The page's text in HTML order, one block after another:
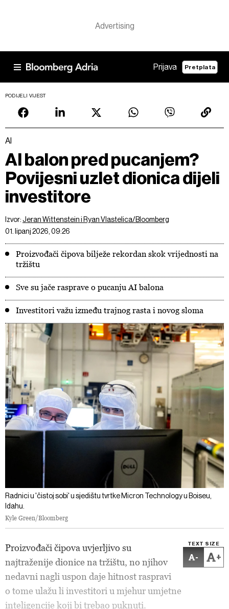
Prijava Pretplata
PODIJELI VIJEST
AI
AI balon pred pucanjem?
Povijesni uzlet dionica dijeli
investitore
Izvor:Jeran Wittenstein i Ryan Vlastelica/Bloomberg
01. lipanj 2026, 09:26
Proizvođači čipova bilježe rekordan skok vrijednosti na
tržištu
Sve su jače rasprave o pucanju AI balona
Investitori važu između trajnog rasta i novog sloma
Radnici u 'čistoj sobi' u sjedištu tvrtke Micron Technology u Boiseu,
Idahu.
Kyle Green/Bloomberg
TEXT SIZE
- +
Proizvođači čipova uvjerljivo su
najtraženije dionice na tržištu, no njihov
nedavni nagli uspon daje hitnost raspravi
o tome ulažu li investitori u mjehur umjetne
inteligencije koji bi trebao puknuti.